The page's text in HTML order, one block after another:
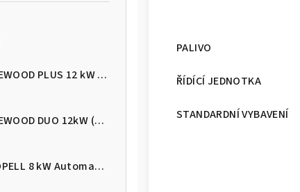
DEFRO HEAT FIREWOOD PLUS 12 kW Kotel na dřevo s ručním přikládáním
DEFRO HEAT FIREWOOD DUO 12kW (pelety/dřevo)
DEFRO HEAT EVOPELL 8 kW Automatický kotel na pelety
PALIVO
ŘÍDÍCÍ JEDNOTKA
STANDARDNÍ VYBAVENÍ